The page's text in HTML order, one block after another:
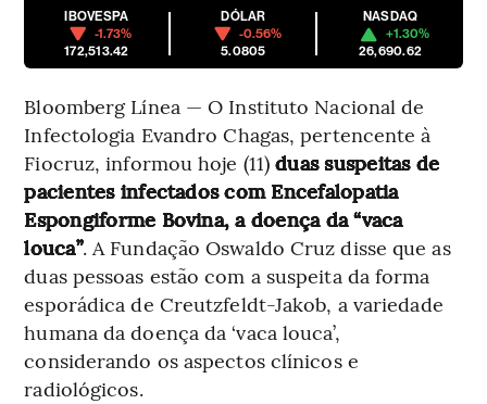
IBOVESPA
-1.73%
172,513.42
DÓLAR
-0.56%
5.0805
NASDAQ
+1.30%
26,690.62
Bloomberg Línea — O Instituto Nacional de
Infectologia Evandro Chagas, pertencente à
Fiocruz, informou hoje (11)duas suspeitas de
pacientes infectados com Encefalopatia
Espongiforme Bovina, a doença da “vaca
louca”. A Fundação Oswaldo Cruz disse que as
duas pessoas estão com a suspeita da forma
esporádica de Creutzfeldt-Jakob, a variedade
humana da doença da ‘vaca louca’,
considerando os aspectos clínicos e
radiológicos.